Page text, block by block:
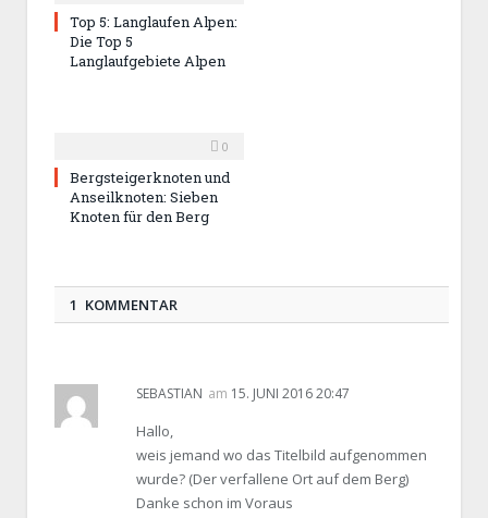
Top 5: Langlaufen Alpen:
Die Top 5
Langlaufgebiete Alpen
0
Bergsteigerknoten und
Anseilknoten: Sieben
Knoten für den Berg
1 KOMMENTAR
SEBASTIAN am 15. JUNI 2016 20:47
Hallo,
weis jemand wo das Titelbild aufgenommen
wurde? (Der verfallene Ort auf dem Berg)
Danke schon im Voraus